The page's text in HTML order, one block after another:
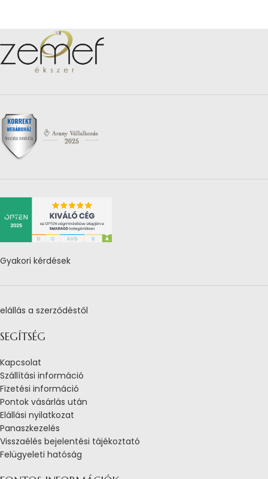
Gyakori kérdések
elállás a szerződéstől
SEGÍTSÉG
Kapcsolat
Szállítási információ
Fizetési információ
Pontok vásárlás után
Elállási nyilatkozat
Panaszkezelés
Visszaélés bejelentési tájékoztató
Felügyeleti hatóság